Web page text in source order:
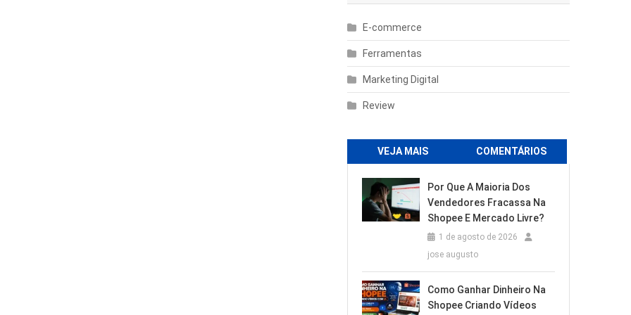
E-commerce
Ferramentas
Marketing Digital
Review
VEJA MAIS COMENTÁRIOS
Por Que A Maioria Dos
Vendedores Fracassa Na
Shopee E Mercado Livre?
1 de agosto de 2026
jose augusto
Como Ganhar Dinheiro Na
Shopee Criando Vídeos